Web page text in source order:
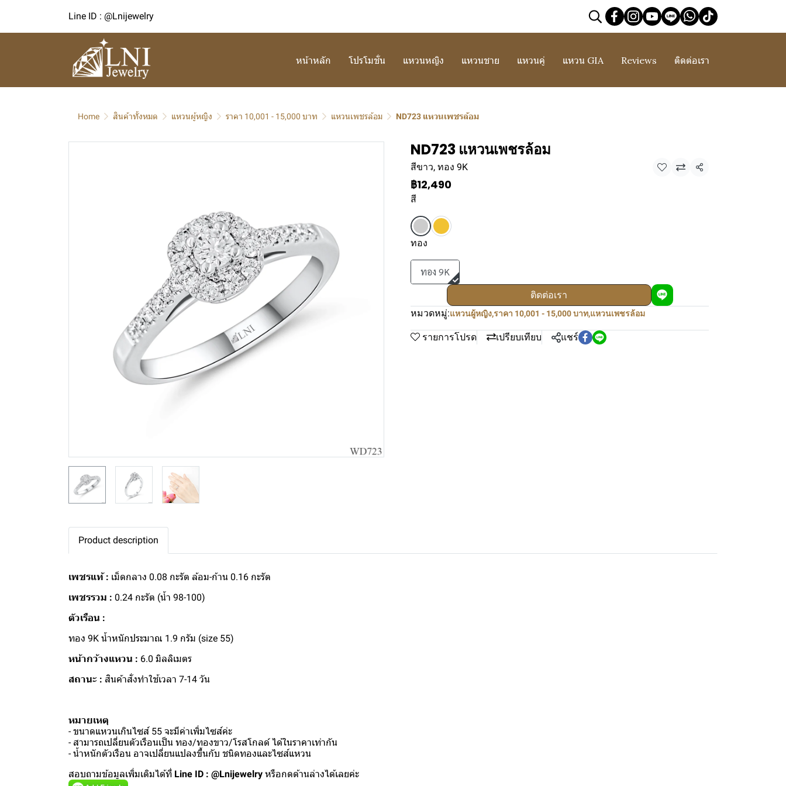
Line ID : @Lnijewelry
หน้าหลัก โปรโมชั่น แหวนหญิง แหวนชาย แหวนคู่ แหวน GIA Reviews ติดต่อเรา
Home สินค้าทั้งหมด แหวนผู้หญิง ราคา 10,001 - 15,000 บาท แหวนเพชรล้อม ND723 แหวนเพชรล้อม
ND723 แหวนเพชรล้อม
สีขาว, ทอง 9K แชร์
฿12,490
สี
ทอง
ทอง 9K
ติดต่อเรา
หมวดหมู่:แหวนผู้หญิง,ราคา 10,001 - 15,000 บาท,แหวนเพชรล้อม
รายการโปรด เปรียบเทียบ แชร์
Product description
เพชรแท้ : เม็ดกลาง 0.08 กะรัต ล้อม-ก้าน 0.16 กะรัต
เพชรรวม : 0.24 กะรัต (น้ำ 98-100)
ตัวเรือน :
ทอง 9K น้ำหนักประมาณ 1.9 กรัม (size 55)
หน้ากว้างแหวน : 6.0 มิลลิเมตร
สถานะ : สินค้าสั่งทำใช้เวลา 7-14 วัน
หมายเหตุ
- ขนาดแหวนเกินไซส์ 55 จะมีค่าเพิ่มไซส์ค่ะ
- สามารถเปลี่ยนตัวเรือนเป็น ทอง/ทองขาว/โรสโกลด์ ได้ในราคาเท่ากัน
- น้ำหนักตัวเรือน อาจเปลี่ยนแปลงขึ้นกับ ชนิดทองและไซส์แหวน
สอบถามข้อมูลเพิ่มเติมได้ที่ Line ID : @Lnijewelry หรือกดด้านล่างได้เลยค่ะ